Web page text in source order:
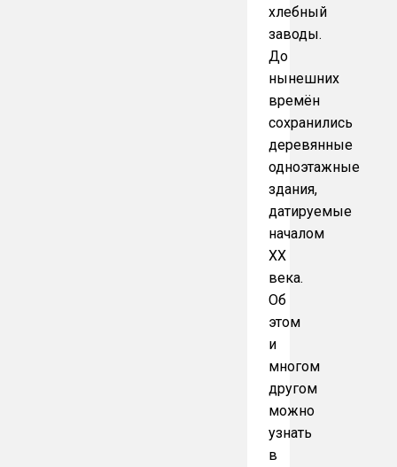
хлебный
заводы.
До
нынешних
времён
сохранились
деревянные
одноэтажные
здания,
датируемые
началом
ХХ
века.
Об
этом
и
многом
другом
можно
узнать
в